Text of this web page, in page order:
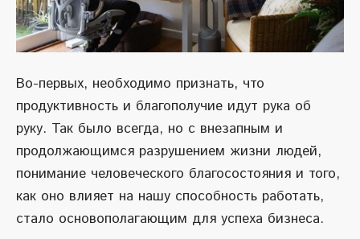
Во-первых, необходимо признать, что
продуктивность и благополучие идут рука об
руку. Так было всегда, но с внезапным и
продолжающимся разрушением жизни людей,
понимание человеческого благосостояния и того,
как оно влияет на нашу способность работать,
стало основополагающим для успеха бизнеса.